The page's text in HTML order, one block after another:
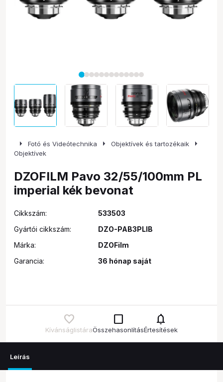
arrow_right Fotó és Videótechnika arrow_right Objektívek és tartozékaik arrow_right
Objektívek
DZOFILM Pavo 32/55/100mm PL
imperial kék bevonat
Cikkszám:
533503
Gyártói cikkszám:
DZO-PAB3PLIB
Márka:
DZOFilm
Garancia:
36 hónap saját
Kívánságlistára
check_box_outline_blank
Összehasonlítás
notifications
Értesítések
Leírás